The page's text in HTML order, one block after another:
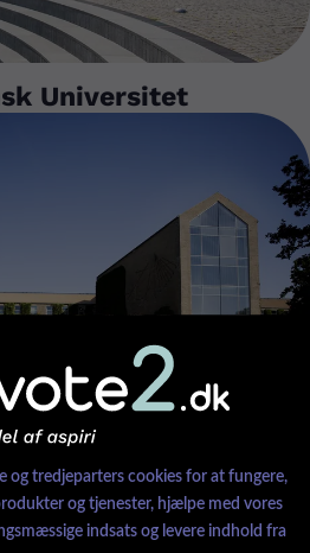
Universitet
Universitet
og tredjeparters cookies for at fungere,
og tjenester, hjælpe med vores
indsats og levere indhold fra